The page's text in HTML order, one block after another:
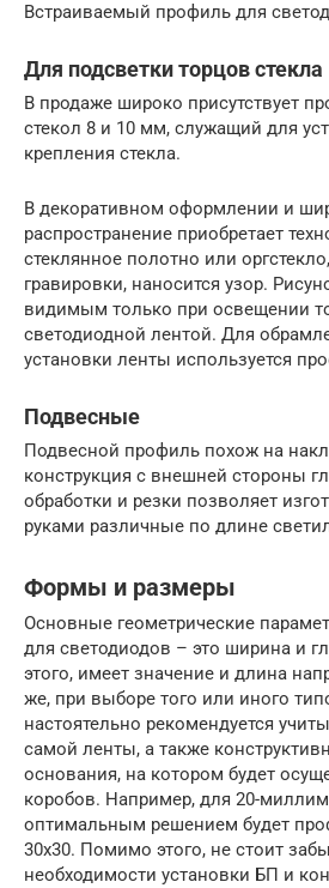
Встраиваемый профиль для
Для подсветки торцов стекла
В продаже широко присутствует
стекол 8 и 10 мм, служащий для
крепления стекла.
В декоративном оформлении и
распространение приобретает
стеклянное полотно или
гравировки, наносится узор.
видимым только при освещении
светодиодной лентой. Для
установки ленты используется
Подвесные
Подвесной профиль похож на
конструкция с внешней стороны
обработки и резки позволяет
руками различные по длине
Формы и размеры
Основные геометрические
для светодиодов – это ширина и
этого, имеет значение и длина
же, при выборе того или иного
настоятельно рекомендуется
самой ленты, а также
основания, на котором будет
коробов. Например, для 20-
оптимальным решением будет
30х30. Помимо этого, не стоит
необходимости установки БП и